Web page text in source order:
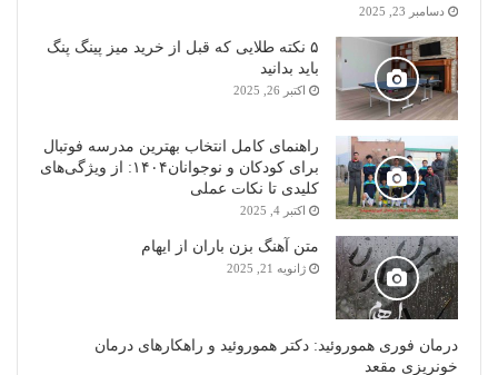
دسامبر 23, 2025
۵ نکته طلایی که قبل از خرید میز پینگ پنگ
باید بدانید
اکتبر 26, 2025
راهنمای کامل انتخاب بهترین مدرسه فوتبال
برای کودکان و نوجوانان۱۴۰۴: از ویژگی‌های
کلیدی تا نکات عملی
اکتبر 4, 2025
متن آهنگ بزن باران از ایهام
ژانویه 21, 2025
درمان فوری هموروئید: دکتر هموروئید و راهکارهای درمان
خونریزی مقعد